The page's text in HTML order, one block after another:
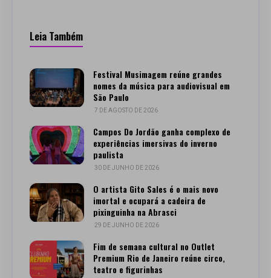
Leia Também
Festival Musimagem reúne grandes
nomes da música para audiovisual em
São Paulo
7 DE AGOSTO DE 2026
Campos Do Jordão ganha complexo de
experiências imersivas do inverno
paulista
30 DE JUNHO DE 2026
O artista Gito Sales é o mais novo
imortal e ocupará a cadeira de
pixinguinha na Abrasci
29 DE JUNHO DE 2026
Fim de semana cultural no Outlet
Premium Rio de Janeiro reúne circo,
teatro e figurinhas